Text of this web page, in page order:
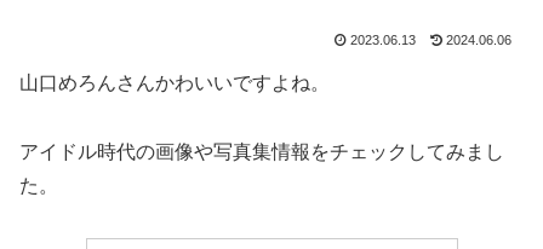
2023.06.13 2024.06.06
山口めろんさんかわいいですよね。
アイドル時代の画像や写真集情報をチェックしてみまし
た。